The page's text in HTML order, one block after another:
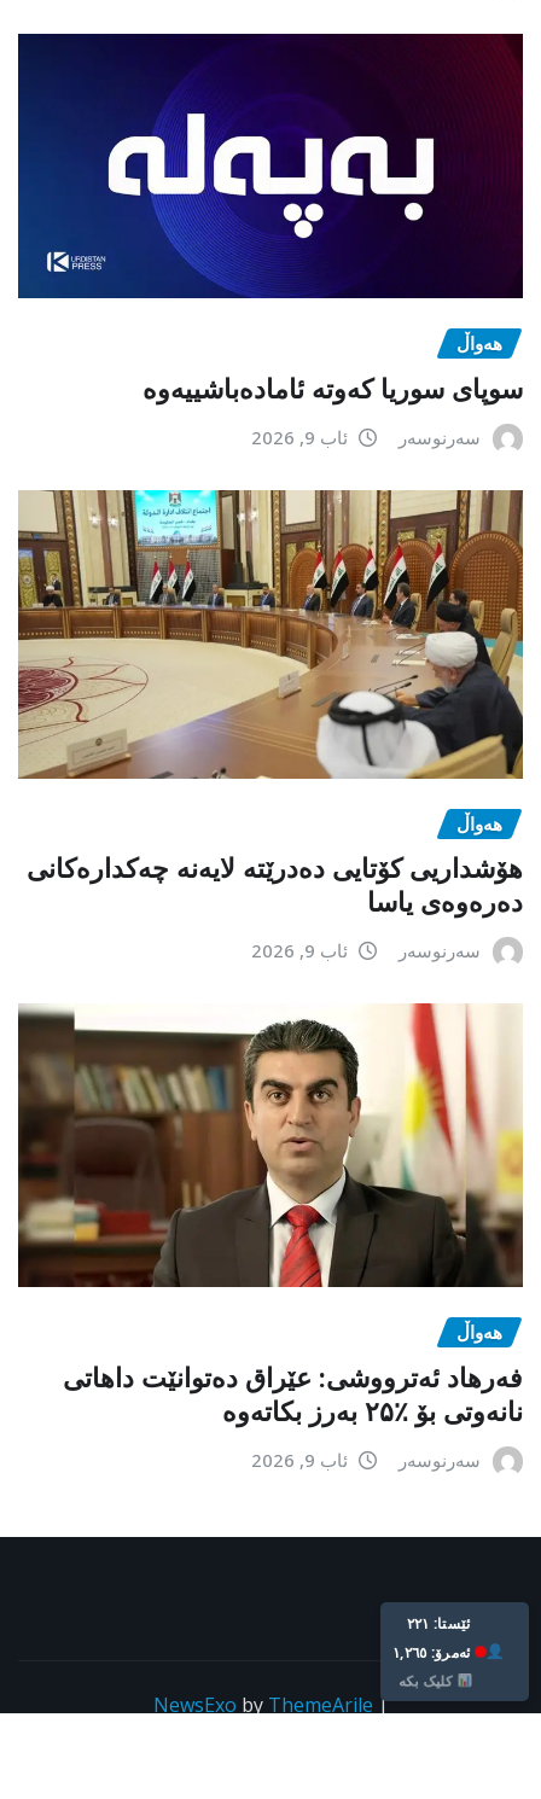
هەواڵ
سوپای سوریا کەوتە ئامادەباشییەوە
سەرنوسەر ئاب 9, 2026
هەواڵ
هۆشداریی کۆتایی دەدرێتە لایەنە چەکدارەکانی
دەرەوەی یاسا
سەرنوسەر ئاب 9, 2026
هەواڵ
فەرهاد ئەترووشی: عێراق دەتوانێت داهاتی
نانەوتی بۆ ٪۲۵ بەرز بکاتەوە
سەرنوسەر ئاب 9, 2026
|
NewsExo by ThemeArile
ئێستا: ٢٢١
ئه‌مرۆ: ١,٢٦٥
کلیک بکە